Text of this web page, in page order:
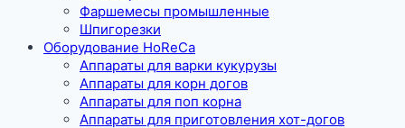
Фаршемесы промышленные
Шпигорезки
Оборудование HoReCa
Аппараты для варки кукурузы
Аппараты для корн догов
Аппараты для поп корна
Аппараты для приготовления хот-догов